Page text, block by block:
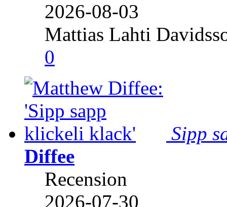
2026-08-03
Mattias Lahti
0
Sipp
Diffee
Recension
2026-07-30